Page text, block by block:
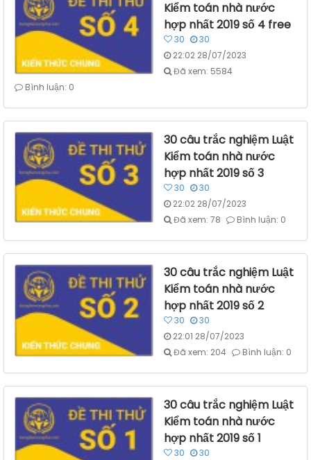
Kiểm toán nhà nước
hợp nhất 2019 số 4 free
30
30
22:02 28/07/2023
Đã xem: 5584
Bình luận: 0
30 câu trắc nghiệm Luật
Kiểm toán nhà nước
hợp nhất 2019 số 3
30
30
22:02 28/07/2023
Đã xem: 78
Bình luận: 0
30 câu trắc nghiệm Luật
Kiểm toán nhà nước
hợp nhất 2019 số 2
30
30
22:01 28/07/2023
Đã xem: 204
Bình luận: 0
30 câu trắc nghiệm Luật
Kiểm toán nhà nước
hợp nhất 2019 số 1
30
30